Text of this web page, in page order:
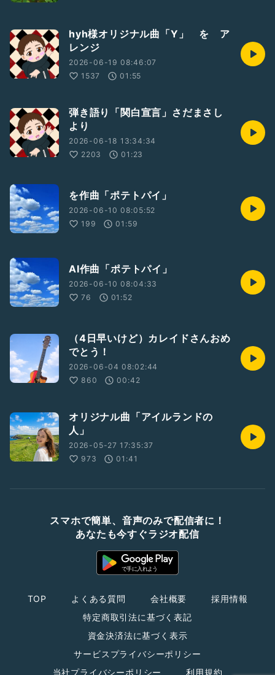
hyh様オリジナル曲「Y」 を ア
レンジ
2026-06-19 08:46:07
1537
01:55
弾き語り「関白宣言」さだまさし
より
2026-06-18 13:34:34
2203
01:23
を作曲「ポテトパイ」
2026-06-10 08:05:52
199
01:59
AI作曲「ポテトパイ」
2026-06-10 08:04:33
76
01:52
（4日早いけど）カレイドさんおめ
でとう！
2026-06-04 08:02:44
860
00:42
オリジナル曲「アイルランドの
人」
2026-05-27 17:35:37
973
01:41
スマホで簡単、音声のみで配信者に！
あなたも今すぐラジオ配信
TOP よくある質問 会社概要
採用情報
特定商取引法に基づく表記
資金決済法に基づく表示
サービスプライバシーポリシー
当社プライバシーポリシー
利用規約